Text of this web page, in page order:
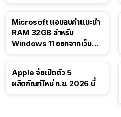
Microsoft แอบลบคำแนะนำ
RAM 32GB สำหรับ
Windows 11 ออกจากเว็บตัว
Apple จ่อเปิดตัว 5
ผลิตภัณฑ์ใหม่ ก.ย. 2026 นี้